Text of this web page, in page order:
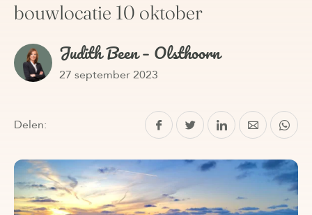
bouwlocatie 10 oktober
Judith Been – Olsthoorn
27 september 2023
Delen: